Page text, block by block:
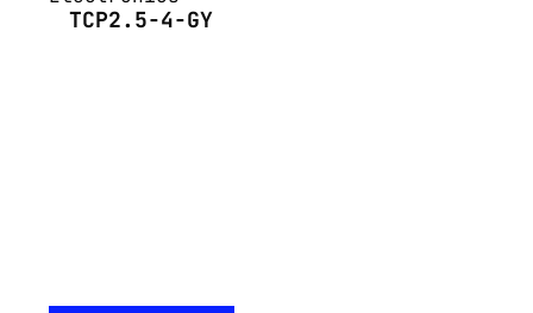
TCP2.5-4-GY